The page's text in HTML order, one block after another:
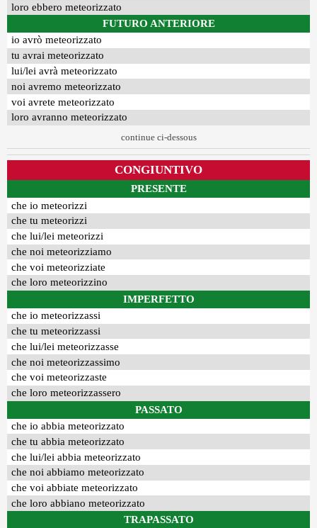
loro ebbero meteorizzato
FUTURO ANTERIORE
io avrò meteorizzato
tu avrai meteorizzato
lui/lei avrà meteorizzato
noi avremo meteorizzato
voi avrete meteorizzato
loro avranno meteorizzato
continue ci-dessous
CONGIUNTIVO
PRESENTE
che io meteorizzi
che tu meteorizzi
che lui/lei meteorizzi
che noi meteorizziamo
che voi meteorizziate
che loro meteorizzino
IMPERFETTO
che io meteorizzassi
che tu meteorizzassi
che lui/lei meteorizzasse
che noi meteorizzassimo
che voi meteorizzaste
che loro meteorizzassero
PASSATO
che io abbia meteorizzato
che tu abbia meteorizzato
che lui/lei abbia meteorizzato
che noi abbiamo meteorizzato
che voi abbiate meteorizzato
che loro abbiano meteorizzato
TRAPASSATO